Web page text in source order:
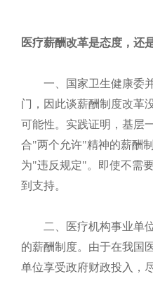
医疗薪酬改革是态度，还
一、国家卫生健康委
门，因此谈薪酬制度改革
可能性。实践证明，基层
合"两个允许"精神的薪酬
为"违反规定"。即使不需
到支持。
二、医疗机构事业单
的薪酬制度。由于在我国
单位享受政府财政投入，